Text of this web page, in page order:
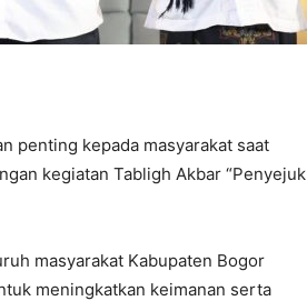
penting kepada masyarakat saat
kegiatan Tabligh Akbar “Penyejuk
masyarakat Kabupaten Bogor
meningkatkan keimanan serta